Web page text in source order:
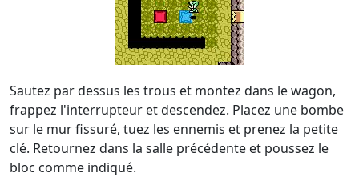
Sautez par dessus les trous et montez dans le wagon,
frappez l'interrupteur et descendez. Placez une bombe
sur le mur fissuré, tuez les ennemis et prenez la petite
clé. Retournez dans la salle précédente et poussez le
bloc comme indiqué.